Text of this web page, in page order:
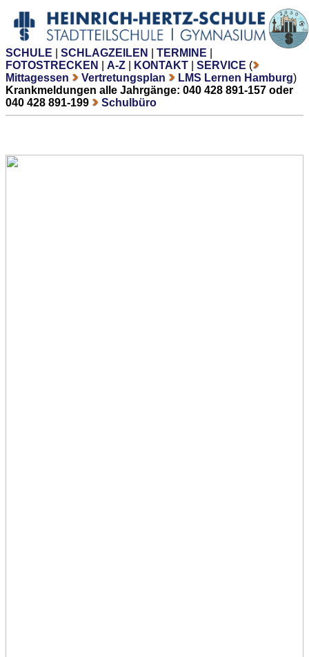
SCHULE SCHLAGZEILEN TERMINE
FOTOSTRECKEN
A-Z KONTAKT SERVICE (
Mittagessen
Vertretungsplan LMS Lernen Hamburg)
Krankmeldungen alle Jahrgänge: 040 428 891-157 oder
040 428 891-199
Schulbüro